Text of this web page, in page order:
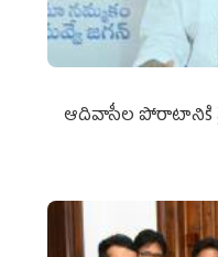
ఆదివాసీల